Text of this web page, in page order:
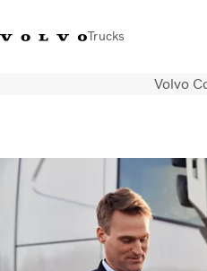
Trucks
Merchandise Shop
Φορτηγά
Υπηρεσίες
Εντοπισμός συνεργάτη
ΤΕΛΕΥΤΑΙΑ ΝΕΑ
Σχετικά με εμάς
Volvo